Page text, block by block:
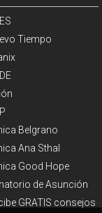
Tiempo
Belgrano
Ana Sthal
Good Hope
de Asunción
GRATIS consejos